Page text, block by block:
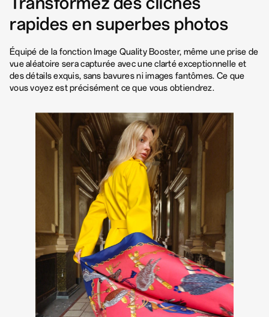
rapides en superbes photos
Équipé de la fonction Image Quality Booster, même une prise de
vue aléatoire sera capturée avec une clarté exceptionnelle et
des détails exquis, sans bavures ni images fantômes. Ce que
vous voyez est précisément ce que vous obtiendrez.